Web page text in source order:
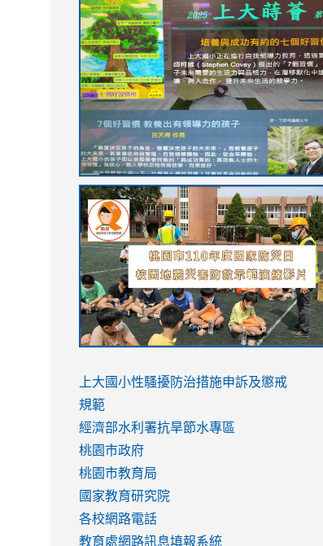
YfDQppRvyMk686kIw6SBbssEIZ6WnT/
usp=sharing
to
https://drive.google.com/file/d/1I-
YfDQppRvyMk686kIw6SBbssEIZ6WnT/
usp=sharing
to
https://sites.google.com/stes.tyc.edu.tw/
link
to
https://sites.google.com/stes.tyc.edu.tw/
link
to
https://drive.google.com/file/d/
usp=sharing
link
to
https://youtu.be/jJOMVWY3-
8M
link
to
https://drive.google.com/file/d/
usp=sharing
to
https://www.youtube.com/watch?
v=hC_gdZndU9s
to
https://www.youtube.com/watch?
v=hC_gdZndU9s
link
to
https://www.youtube.com/watch?
v=mfpNykQ0g4M
上大國小性騷擾防治措施申訴及懲戒
規範
經濟部水利署抗旱節水專區
桃園市政府
桃園市教育局
國家教育研究院
各校網路電話
教育處網路訊息填報系統